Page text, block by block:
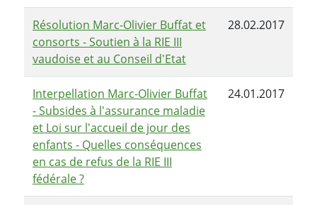
Résolution Marc-Olivier Buffat et
consorts - Soutien à la RIE III
vaudoise et au Conseil d'Etat
28.02.2017
Interpellation Marc-Olivier Buffat
- Subsides à l'assurance maladie
et Loi sur l'accueil de jour des
enfants - Quelles conséquences
en cas de refus de la RIE III
fédérale ?
24.01.2017